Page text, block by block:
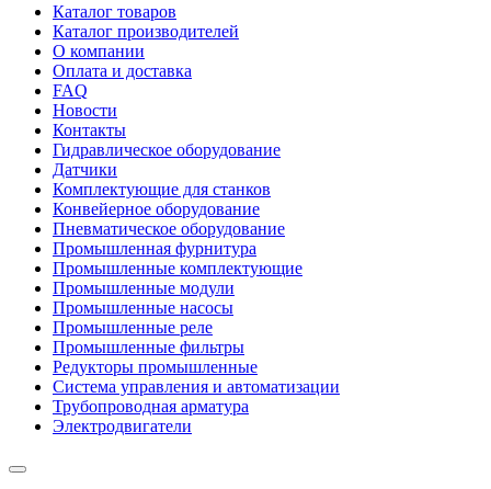
Каталог товаров
Каталог производителей
О компании
Оплата и доставка
FAQ
Новости
Контакты
Гидравлическое оборудование
Датчики
Комплектующие для станков
Конвейерное оборудование
Пневматическое оборудование
Промышленная фурнитура
Промышленные комплектующие
Промышленные модули
Промышленные насосы
Промышленные реле
Промышленные фильтры
Редукторы промышленные
Система управления и автоматизации
Трубопроводная арматура
Электродвигатели